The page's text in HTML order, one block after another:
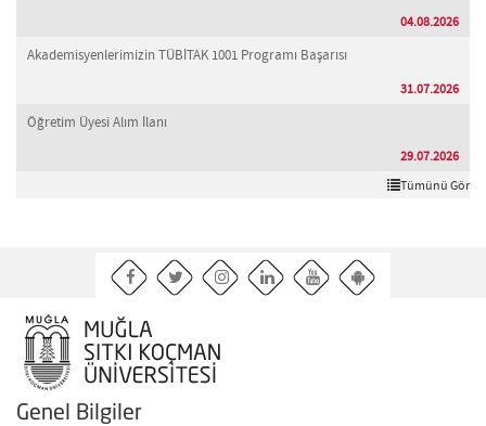
04.08.2026
Akademisyenlerimizin TÜBİTAK 1001 Programı Başarısı
31.07.2026
Öğretim Üyesi Alım İlanı
29.07.2026
Tümünü Gör
Genel Bilgiler